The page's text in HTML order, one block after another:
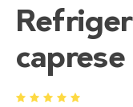
1 2 3 4 5